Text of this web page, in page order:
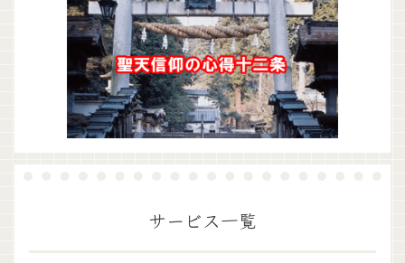
サービス一覧